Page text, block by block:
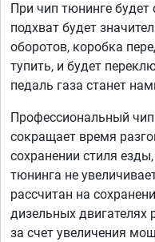
При чип тюнинге
подхват будет
оборотов, коробка
тупить, и будет
педаль газа станет
Профессиональный
сокращает время
сохранении стиля
тюнинга не
рассчитан на
дизельных двигателях
за счет увеличения